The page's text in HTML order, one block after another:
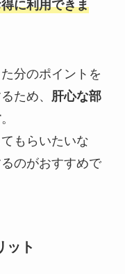
に利用できま
分のポイントを
ため、 肝心な部
。
もらいたいな
のがおすすめで
ット